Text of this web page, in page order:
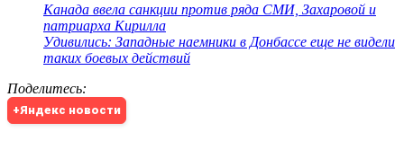
Канада ввела санкции против ряда СМИ, Захаровой и
патриарха Кирилла
Удивились: Западные наемники в Донбассе еще не видели
таких боевых действий
Поделитесь:
+Яндекс новости